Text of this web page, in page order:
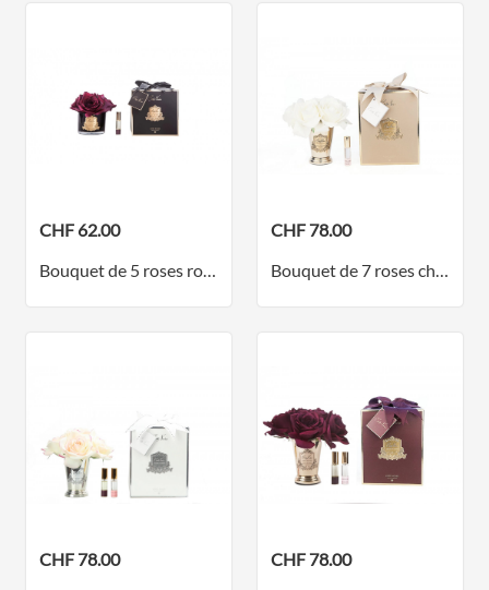
CHF 62.00
Bouquet de 5 roses rouge carmin dans un vase noir
CHF 78.00
Bouquet de 7 roses champagne dans un vase transparent - collection doré
CHF 78.00
CHF 78.00